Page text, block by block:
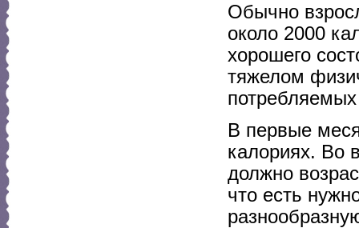
Обычно
около 2000
хорошего
тяжелом
В первые
калориях. Во
должно
что есть